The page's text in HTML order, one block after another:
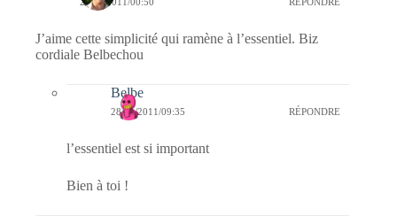
J’aime cette simplicité qui ramène à l’essentiel. Biz
cordiale Belbechou
Belbe
28/01/2011/09:35 RÉPONDRE
l’essentiel est si important
Bien à toi !